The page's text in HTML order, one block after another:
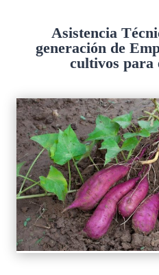
Asistencia
generación de
cultivos para